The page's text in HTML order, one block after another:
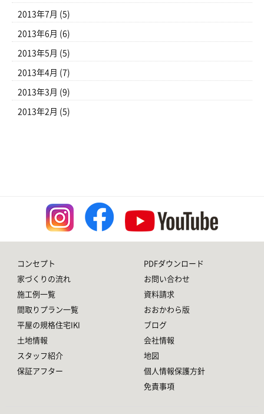
2013年7月 (5)
2013年6月 (6)
2013年5月 (5)
2013年4月 (7)
2013年3月 (9)
2013年2月 (5)
コンセプト
家づくりの流れ
施工例一覧
間取りプラン一覧
平屋の規格住宅IKI
土地情報
スタッフ紹介
保証アフター
PDFダウンロード
お問い合わせ
資料請求
おおかわら版
ブログ
会社情報
地図
個人情報保護方針
免責事項